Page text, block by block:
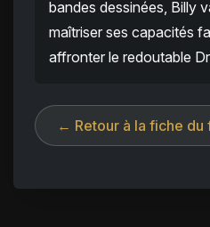
bandes dessinées, Billy
maîtriser ses capacités
affronter le redoutable
← Retour à la fiche du